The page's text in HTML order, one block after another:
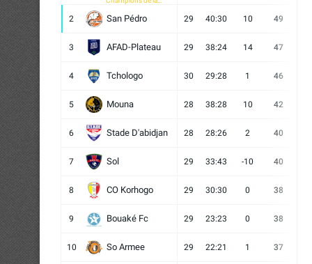
2 San Pédro 29 40:30 10 49
3 AFAD-Plateau 29 38:24 14 47
4 Tchologo 30 29:28 1 46
5 Mouna 28 38:28 10 42
6 Stade D'abidjan 28 28:26 2 40
7 Sol 29 33:43 -10 40
8 CO Korhogo 29 30:30 0 38
9 Bouaké Fc 29 23:23 0 38
10 So Armee 29 22:21 1 37